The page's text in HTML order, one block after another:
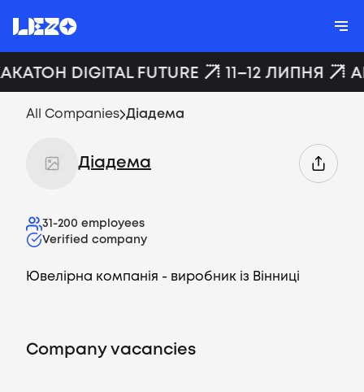
Vacancies
DIGITAL FUTURE 11–12 ЛИПНЯ
All Companies Діадема
Діадема
31-200 employees
Verified company
Ювелірна компанія - виробник із Вінниці
Company vacancies